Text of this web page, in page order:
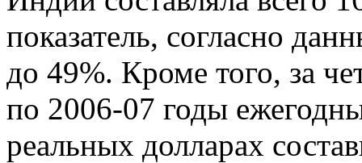
показатель, согласно
до 49%. Кроме того, за
по 2006-07 годы
реальных долларах